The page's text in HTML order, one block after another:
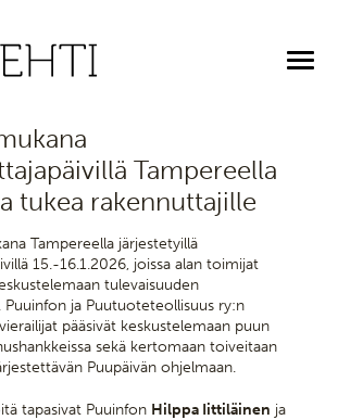
Tampereella
tukea rakennuttajille
Tampereella järjestetyillä
15.-16.1.2026, joissa alan toimijat
tulevaisuuden
Puuinfon ja Puutuoteteollisuus ry:n
pääsivät keskustelemaan puun
sekä kertomaan toiveitaan
Puupäivän ohjelmaan.
tapasivat Puuinfon Hilppa Iittiläinen ja